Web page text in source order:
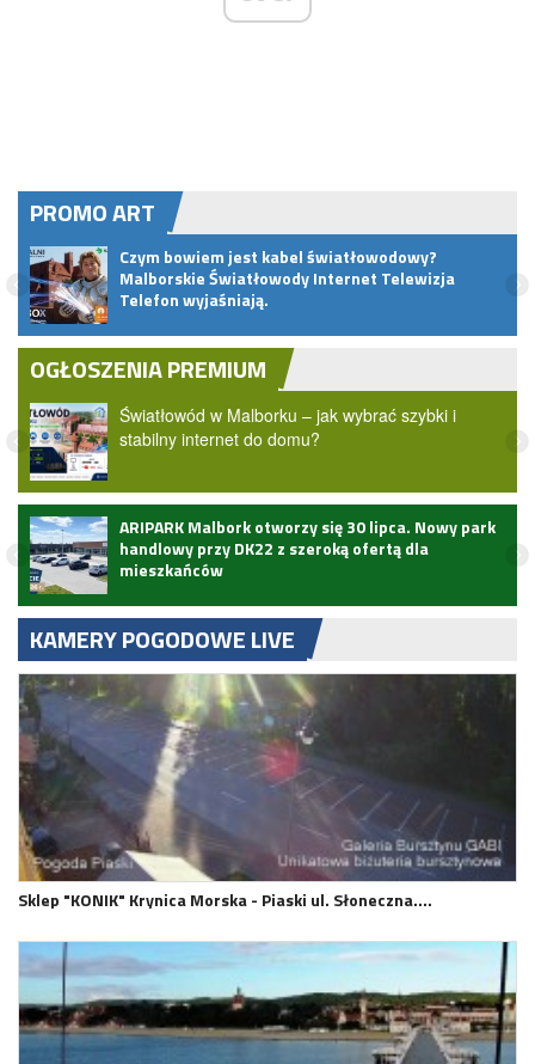
PROMO ART
Czym bowiem jest kabel światłowodowy?
Malborskie Światłowody Internet Telewizja
Telefon wyjaśniają.
OGŁOSZENIA PREMIUM
Światłowód w Malborku – jak wybrać szybki i
stabilny internet do domu?
ARIPARK Malbork otworzy się 30 lipca. Nowy park
handlowy przy DK22 z szeroką ofertą dla
mieszkańców
KAMERY POGODOWE LIVE
Sklep "KONIK" Krynica Morska - Piaski ul. Słoneczna.…